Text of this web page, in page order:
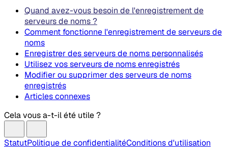
Quand avez-vous besoin de l'enregistrement de
serveurs de noms ?
Comment fonctionne l'enregistrement de serveurs de
noms
Enregistrer des serveurs de noms personnalisés
Utilisez vos serveurs de noms enregistrés
Modifier ou supprimer des serveurs de noms
enregistrés
Articles connexes
Cela vous a-t-il été utile ?
StatutPolitique de confidentialitéConditions d'utilisation